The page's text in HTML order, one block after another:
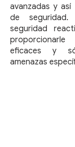
avanzadas y
de
seguridad
proporcionarle
eficaces y
amenazas